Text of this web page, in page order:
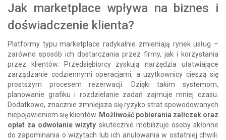
Jak marketplace wpływa na biznes i
doświadczenie klienta?
Platformy typu marketplace radykalnie zmieniają rynek usług –
zarówno sposób ich dostarczania przez firmy, jak i korzystania
przez klientów. Przedsiębiorcy zyskują narzędzia ułatwiające
zarządzanie codziennymi operacjami, a użytkownicy cieszą się
prostszym procesem rezerwacji. Dzięki takim systemom,
planowanie grafiku i rozdzielanie zadań zajmuje mniej czasu.
Dodatkowo, znacznie zmniejsza się ryzyko strat spowodowanych
niepojawieniem się klientów. Możliwość pobierania zaliczek oraz
opłat za odwołanie wizyty skutecznie mobilizuje osoby skłonne
do zapominania o wizytach lub ich anulowania w ostatniej chwili.